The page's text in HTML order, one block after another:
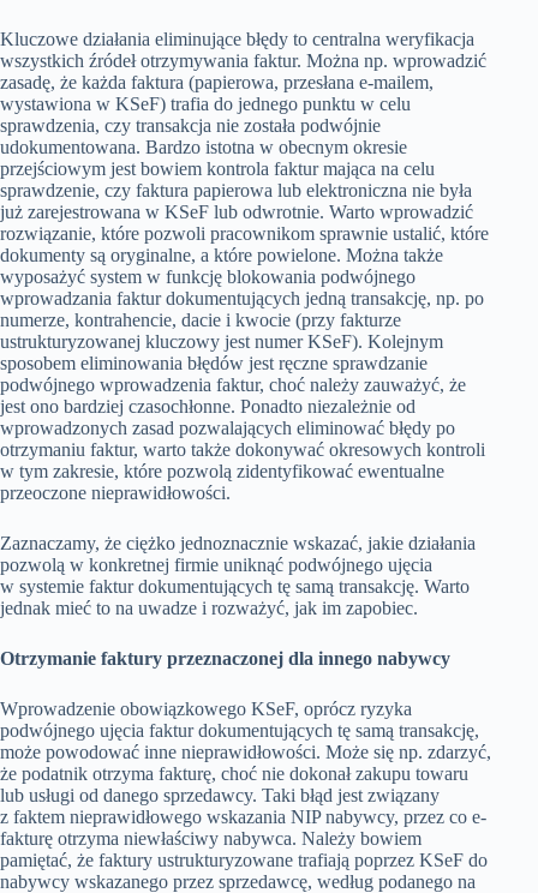
Kluczowe działania eliminujące błędy to centralna weryfikacja
wszystkich źródeł otrzymywania faktur. Można np. wprowadzić
zasadę, że każda faktura (papierowa, przesłana e-mailem,
wystawiona w KSeF) trafia do jednego punktu w celu
sprawdzenia, czy transakcja nie została podwójnie
udokumentowana. Bardzo istotna w obecnym okresie
przejściowym jest bowiem kontrola faktur mająca na celu
sprawdzenie, czy faktura papierowa lub elektroniczna nie była
już zarejestrowana w KSeF lub odwrotnie. Warto wprowadzić
rozwiązanie, które pozwoli pracownikom sprawnie ustalić, które
dokumenty są oryginalne, a które powielone. Można także
wyposażyć system w funkcję blokowania podwójnego
wprowadzania faktur dokumentujących jedną transakcję, np. po
numerze, kontrahencie, dacie i kwocie (przy fakturze
ustrukturyzowanej kluczowy jest numer KSeF). Kolejnym
sposobem eliminowania błędów jest ręczne sprawdzanie
podwójnego wprowadzenia faktur, choć należy zauważyć, że
jest ono bardziej czasochłonne. Ponadto niezależnie od
wprowadzonych zasad pozwalających eliminować błędy po
otrzymaniu faktur, warto także dokonywać okresowych kontroli
w tym zakresie, które pozwolą zidentyfikować ewentualne
przeoczone nieprawidłowości.
Zaznaczamy, że ciężko jednoznacznie wskazać, jakie działania
pozwolą w konkretnej firmie uniknąć podwójnego ujęcia
w systemie faktur dokumentujących tę samą transakcję. Warto
jednak mieć to na uwadze i rozważyć, jak im zapobiec.
Otrzymanie faktury przeznaczonej dla innego nabywcy
Wprowadzenie obowiązkowego KSeF, oprócz ryzyka
podwójnego ujęcia faktur dokumentujących tę samą transakcję,
może powodować inne nieprawidłowości. Może się np. zdarzyć,
że podatnik otrzyma fakturę, choć nie dokonał zakupu towaru
lub usługi od danego sprzedawcy. Taki błąd jest związany
z faktem nieprawidłowego wskazania NIP nabywcy, przez co e-
fakturę otrzyma niewłaściwy nabywca. Należy bowiem
pamiętać, że faktury ustrukturyzowane trafiają poprzez KSeF do
nabywcy wskazanego przez sprzedawcę, według podanego na